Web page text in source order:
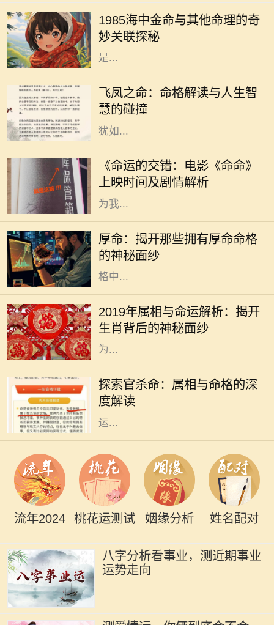
1985海中金命与其他命理的奇
妙关联探秘
运都受到出生年份、月份、日子和时
辰的影响。1985年出生的人，被称为
“海中金”。这一命理的特征，指的
是...
飞凤之命：命格解读与人生智
慧的碰撞
在中国传统命理学中，飞凤之命是一
种独特而珍贵的命格。它象征着高
贵、优雅与灵动，常被视为一种幸运
和祝福的象征。命格中蕴含的飞凤，
犹如...
《命运的交错：电影《命命》
上映时间及剧情解析
随着电影市场的蓬勃发展，越来越多
的电影作品吸引了观众的目光。其
中，备受期待的《命命》即将于近日
上映，这部充满悬念与情感的电影将
为我...
厚命：揭开那些拥有厚命命格
的神秘面纱
在中国传统文化中，命格一直是一个
令人着迷且神秘的话题。无论是算
命、风水，还是命理学，都是我们探
索未来和命运的工具。而在众多的命
格中...
2019年属相与命运解析：揭开
生肖背后的神秘面纱
2019年是中国农历的己亥年，亥年对
应的属相是猪。猪在中华文化中象征
着财富与好运，常常被认为是富裕与
幸福的象征。猪年出生的人通常被视
为...
探索官杀命：属相与命格的深
度解读
在中国传统文化中，命理学是一门博
大精深的学问，其中属相与命格的关
系尤为引人注目。官杀命，作为一种
特定的命格，常常和成功、权威、财
运...
流年2024 桃花运测试 姻缘分析 姓名配对
八字分析看事业，测近期事业
运势走向